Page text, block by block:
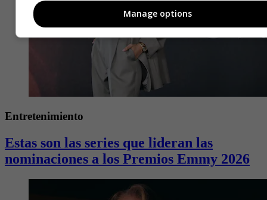
Entretenimiento
Estas son las series que lideran las
nominaciones a los Premios Emmy 2026
Manage options